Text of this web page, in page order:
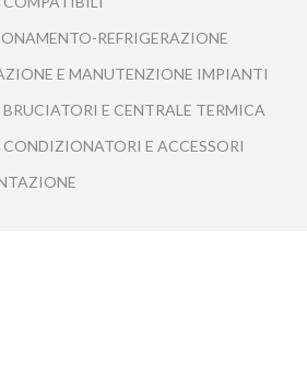
REFRIGERAZIONE
E MANUTENZIONE IMPIANTI
E CENTRALE TERMICA
E ACCESSORI